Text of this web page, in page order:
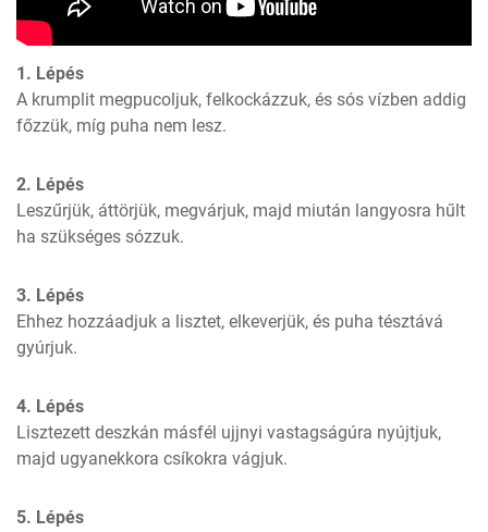
1. Lépés
A krumplit megpucoljuk, felkockázzuk, és sós vízben addig
főzzük, míg puha nem lesz.
2. Lépés
Leszűrjük, áttörjük, megvárjuk, majd miután langyosra hűlt
ha szükséges sózzuk.
3. Lépés
Ehhez hozzáadjuk a lisztet, elkeverjük, és puha tésztává
gyúrjuk.
4. Lépés
Lisztezett deszkán másfél ujjnyi vastagságúra nyújtjuk,
majd ugyanekkora csíkokra vágjuk.
5. Lépés